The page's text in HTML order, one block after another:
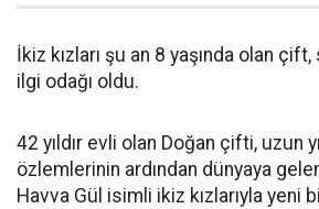
İkiz kızları şu an 8 yaşında olan
ilgi odağı oldu.
42 yıldır evli olan Doğan çifti, uzun
özlemlerinin ardından dünyaya
Havva Gül isimli ikiz kızlarıyla yeni